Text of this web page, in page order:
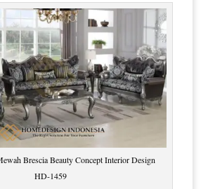
Brescia Beauty Concept Interior Design
HD-1459